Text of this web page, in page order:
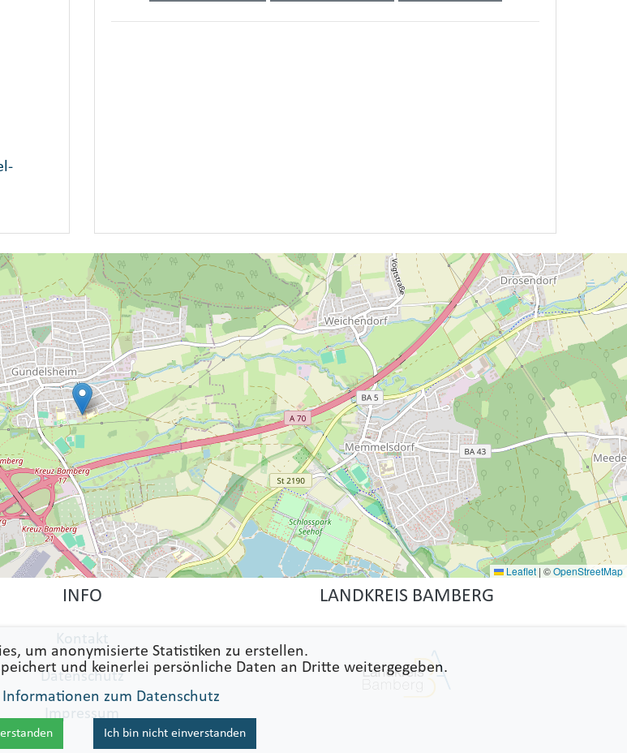
um anonymisierte Statistiken zu erstellen.
und keinerlei persönliche Daten an Dritte weitergegeben.
zum Datenschutz
Ich bin nicht einverstanden
Leaflet | ©OpenStreetMap
INFO
Kontakt
Datenschutz
Impressum
LANDKREIS BAMBERG